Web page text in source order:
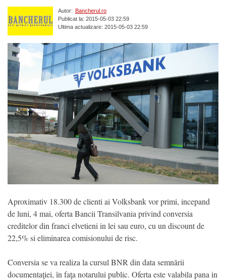
Autor: Bancherul.ro
Publicat la: 2015-05-03 22:59
Ultima actualizare: 2015-05-03 22:59
Aproximativ 18.300 de clienti ai Volksbank vor primi, incepand
de luni, 4 mai, oferta Bancii Transilvania privind conversia
creditelor din franci elvetieni in lei sau euro, cu un discount de
22,5% si eliminarea comisionului de risc.
Conversia se va realiza la cursul BNR din data semnării
documentaţiei, în faţa notarului public. Oferta este valabila pana in